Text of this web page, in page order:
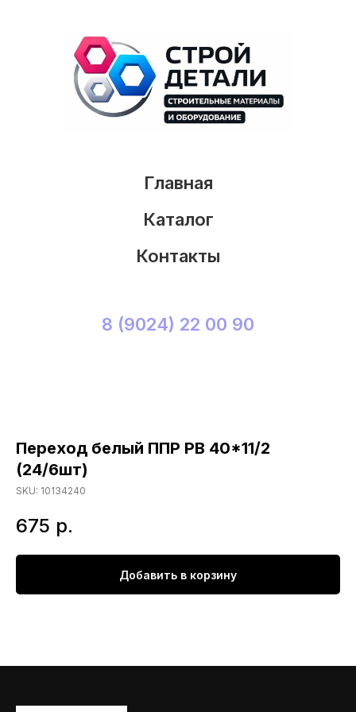
Главная
Каталог
Контакты
8 (9024) 22 00 90
Переход белый ППР РВ 40*11/2
(24/6шт)
SKU: 10134240
675 р.
Добавить в корзину